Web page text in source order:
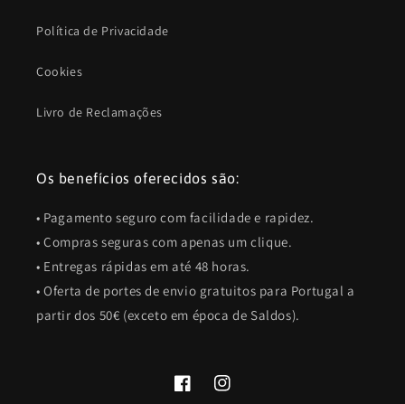
Política de Privacidade
Cookies
Livro de Reclamações
Os benefícios oferecidos são:
• Pagamento seguro com facilidade e rapidez.
• Compras seguras com apenas um clique.
• Entregas rápidas em até 48 horas.
• Oferta de portes de envio gratuitos para Portugal a
partir dos 50€ (exceto em época de Saldos).
FacebookInstagram